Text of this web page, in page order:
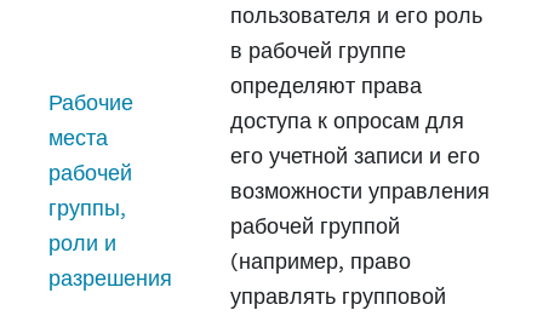
Рабочие
места
рабочей
группы,
роли и
разрешения
пользователя и его роль
в рабочей группе
определяют права
доступа к опросам для
его учетной записи и его
возможности управления
рабочей группой
(например, право
управлять групповой